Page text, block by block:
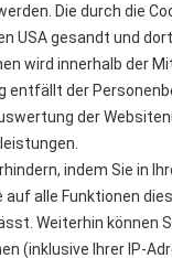
Die durch die
USA gesandt und
wird innerhalb der
entfällt der
der
indem Sie in
alle Funktionen
Weiterhin können
(inklusive Ihrer IP-